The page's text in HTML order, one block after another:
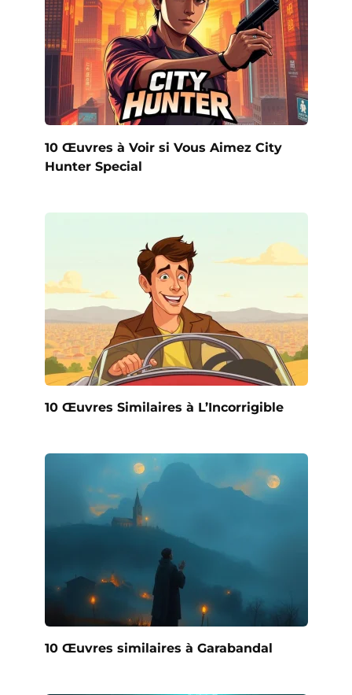
10 Œuvres à Voir si Vous Aimez City
Hunter Special
10 Œuvres Similaires à L’Incorrigible
10 Œuvres similaires à Garabandal